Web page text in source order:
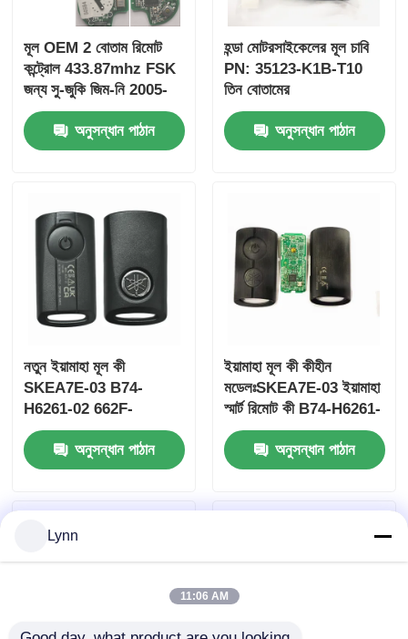
ভিডিও
মূল OEM 2 বোতাম রিমোট
কন্ট্রোল 433.87mhz FSK
জন্য সু-জুকি জিম-নি 2005-
2017 ছাড়া চিপ 37182-A7
শুধুমাত্র নিয়ন্ত্রণ জন্য পাইকারি
MOQ 50pcs
অনুসন্ধান পাঠান
হন্ডা মোটরসাইকেলের মূল চাবি
PN: 35123-K1B-T10
তিন বোতামের
FSK433.92MHz
ID47chip দূরবর্তী গাড়ির চাবি
অনুসন্ধান পাঠান
নতুন ইয়ামাহা মূল কী
SKEA7E-03 B74-
H6261-02 662F-
SKEA7D03
অনুসন্ধান পাঠান
ইয়ামাহা মূল কী কীহীন
মডেলঃSKEA7E-03 ইয়ামাহা
স্মার্ট রিমোট কী B74-H6261-
02/662F-SKEA7D03 এর
জন্য
অনুসন্ধান পাঠান
Lynn
11:06 AM